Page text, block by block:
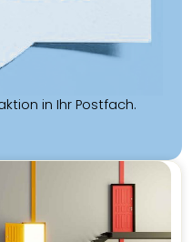
in Ihr Postfach.